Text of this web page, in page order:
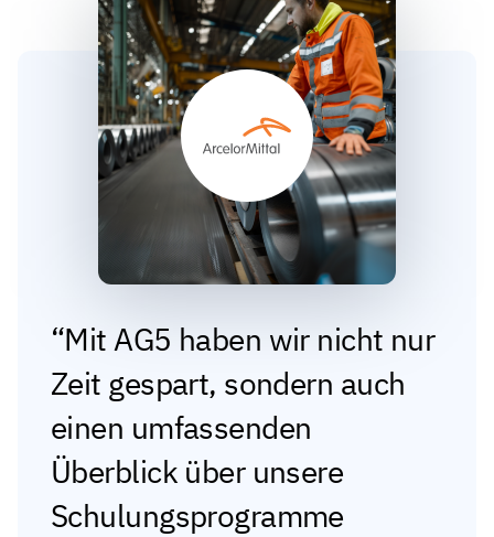
Mit AG5 haben wir nicht nur
Zeit gespart, sondern auch
einen umfassenden
Überblick über unsere
Schulungsprogramme